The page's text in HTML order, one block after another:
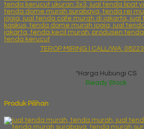
TEROP MIRING | CALL/WA:
*Harga Hubungi CS
Ready Stock
Produk Pilihan